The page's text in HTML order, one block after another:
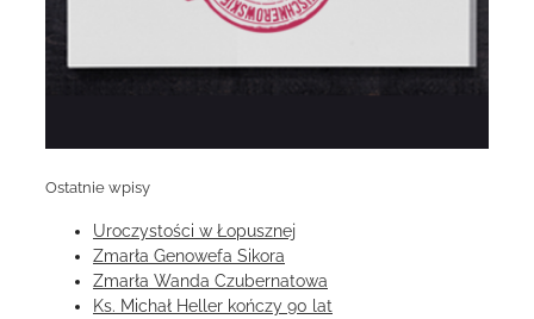
Ostatnie wpisy
Uroczystości w Łopusznej
Zmarła Genowefa Sikora
Zmarła Wanda Czubernatowa
Ks. Michał Heller kończy 90 lat